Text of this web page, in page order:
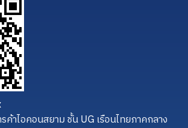
าไอคอนสยาม ชั้น UG เรือนไทยภาคกลาง